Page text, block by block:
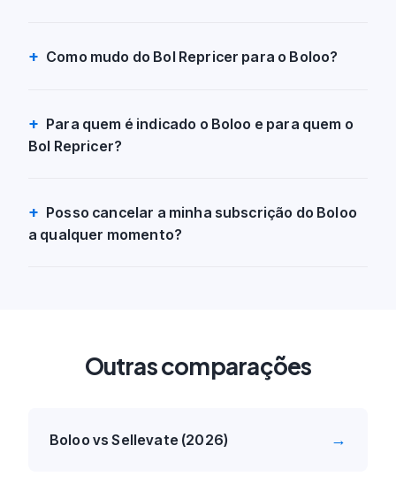
Como mudo do Bol Repricer para o Boloo?
Para quem é indicado o Boloo e para quem o
Bol Repricer?
Posso cancelar a minha subscrição do Boloo
a qualquer momento?
Outras comparações
Boloo vs Sellevate (2026) →